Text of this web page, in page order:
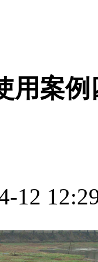
用案例
12